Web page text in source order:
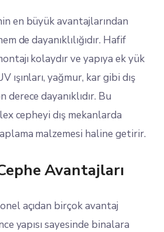
en büyük avantajlarından
de dayanıklılığıdır. Hafif
kolaydır ve yapıya ek yük
ışınları, yağmur, kar gibi dış
derece dayanıklıdır. Bu
cepheyi dış mekanlarda
malzemesi haline getirir.
Avantajları
açıdan birçok avantaj
yapısı sayesinde binalara